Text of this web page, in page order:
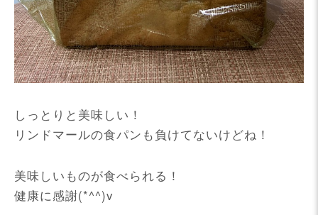
しっとりと美味しい！
リンドマールの食パンも負けてないけどね！
美味しいものが食べられる！
健康に感謝(*^^)v